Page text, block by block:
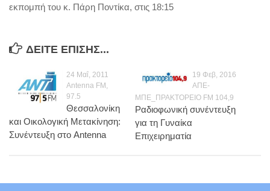
Θέματα
Περιβάλλον
Παιδεία
Καινοτομία
Πολιτικά σχόλια
Επαγγελματικές
εκπομπή του κ. Πάρη Ποντίκα, στις 18:15
ΔΕΊΤΕ ΕΠΊΣΗΣ...
24 Μαΐ, 2011
Antenna FM,
97.5
Θεσσαλονίκη
και Οικολογική Μετακίνηση:
Συνέντευξη στο Antenna
19 Φεβ, 2016
ΑΠΕ-
ΜΠΕ_ΠΡΑΚΤΟΡΕΙΟ FM 104,9
Ραδιοφωνική συνέντευξη
για τη Γυναίκα
Επιχειρηματία